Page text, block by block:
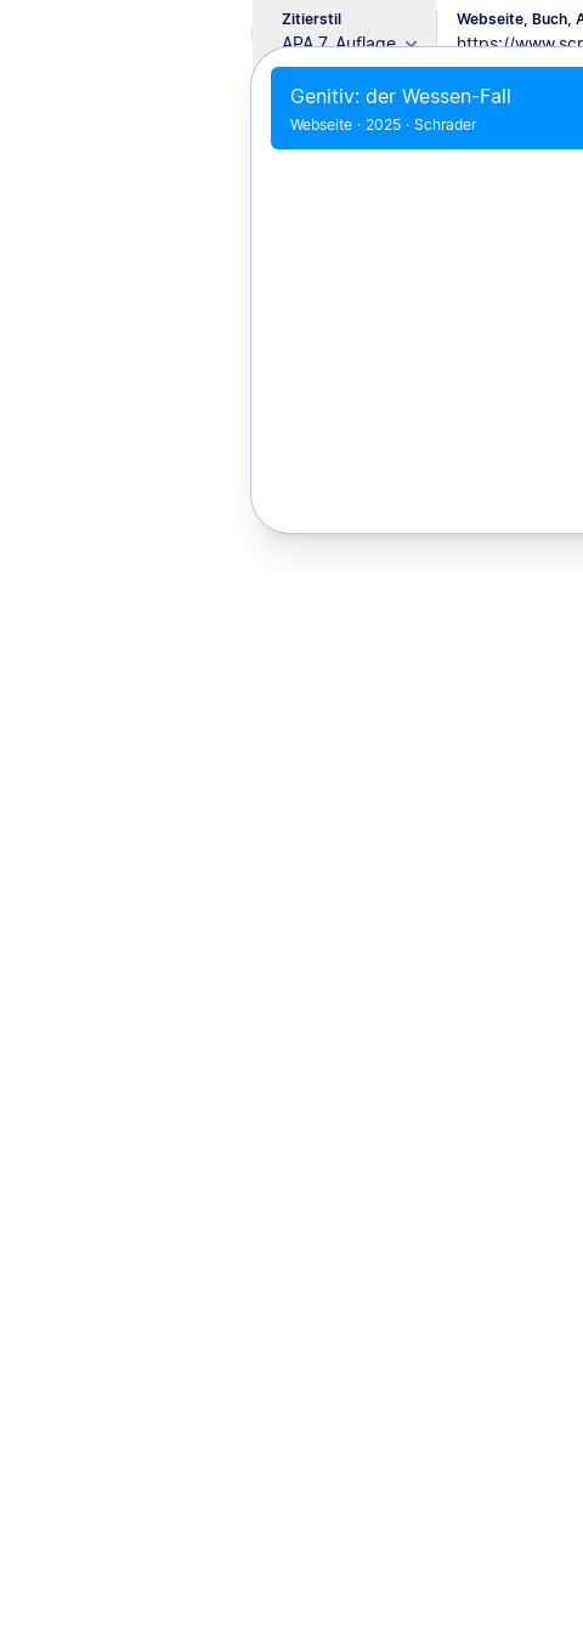
Webseite, Buch,
Zitierstil
APA 7. Auflage
Genitiv: der Wessen-Fall
Webseite · 2025 · Schrader